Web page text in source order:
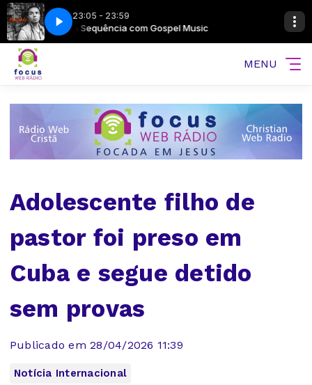
23:05 - 23:59
Na Sequência com Gospel Music
Alex Zurdo - No Soy Yo (feat. Redimi2)
MENU
Adolescente filho de
pastor foi preso em
Cuba e segue detido
sem provas
Publicado em 28/04/2026 11:39
Notícia Internacional